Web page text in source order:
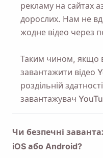
рекламу на сайтах
дорослих. Нам не
жодне відео через
Таким чином, якщо
завантажити відео
роздільній
завантажувач
Чи безпечні
iOS або Android?